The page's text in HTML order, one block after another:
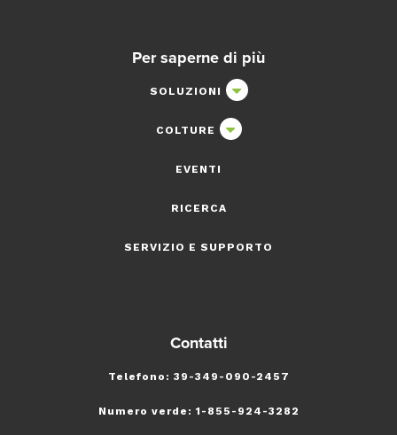
Per saperne di più
SOLUZIONI
COLTURE
EVENTI
RICERCA
SERVIZIO E SUPPORTO
Contatti
Telefono: 39-349-090-2457
Numero verde: 1-855-924-3282